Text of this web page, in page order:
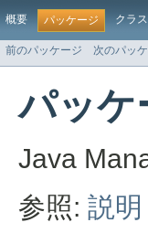
概要 パッケージ クラス
前のパッケージ 次のパッ
パッ
Java
参照: 説明